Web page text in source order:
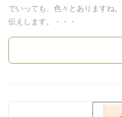
でいっても、色々とありますね
伝えします。・・・